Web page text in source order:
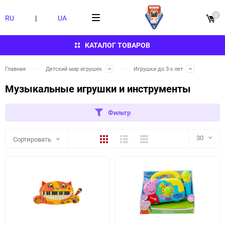
КАТАЛОГ ТОВАРОВ
RU | UA 0
Главная Детский мир игрушек Игрушки до 3-х лет
Музыкальные игрушки и инструменты
Фильтр
Сортировать ПлиткаПодробноКомпактно 30
60
90